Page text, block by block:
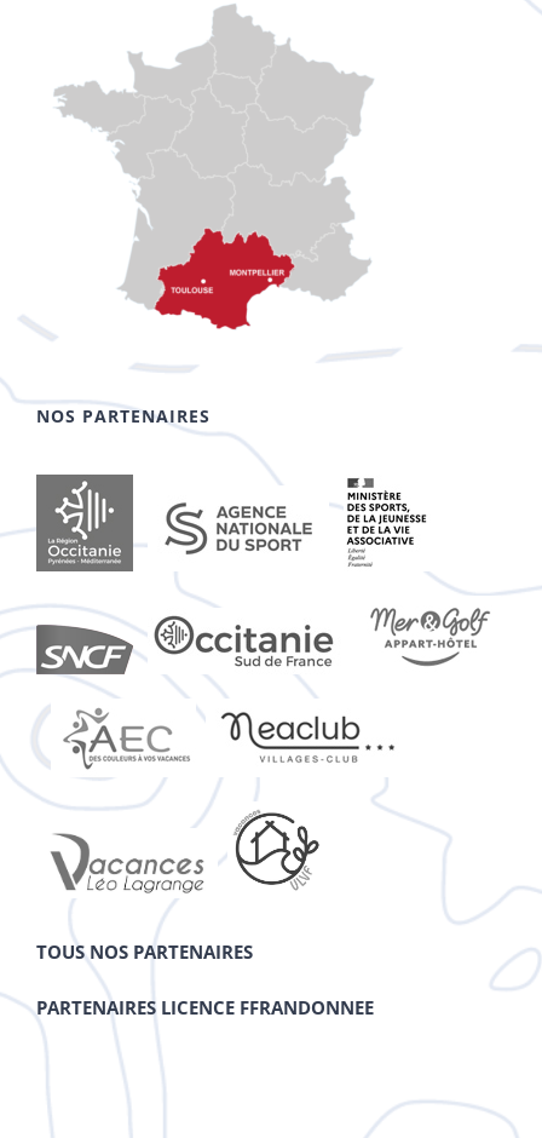
NOS PARTENAIRES
TOUS NOS PARTENAIRES
PARTENAIRES LICENCE FFRANDONNEE